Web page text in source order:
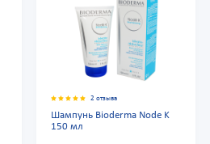
2 отзыва
Шампунь Bioderma Node K
150 мл